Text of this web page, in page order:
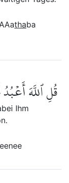
thaba
قُلِ ٱللَّهَ
Ihm